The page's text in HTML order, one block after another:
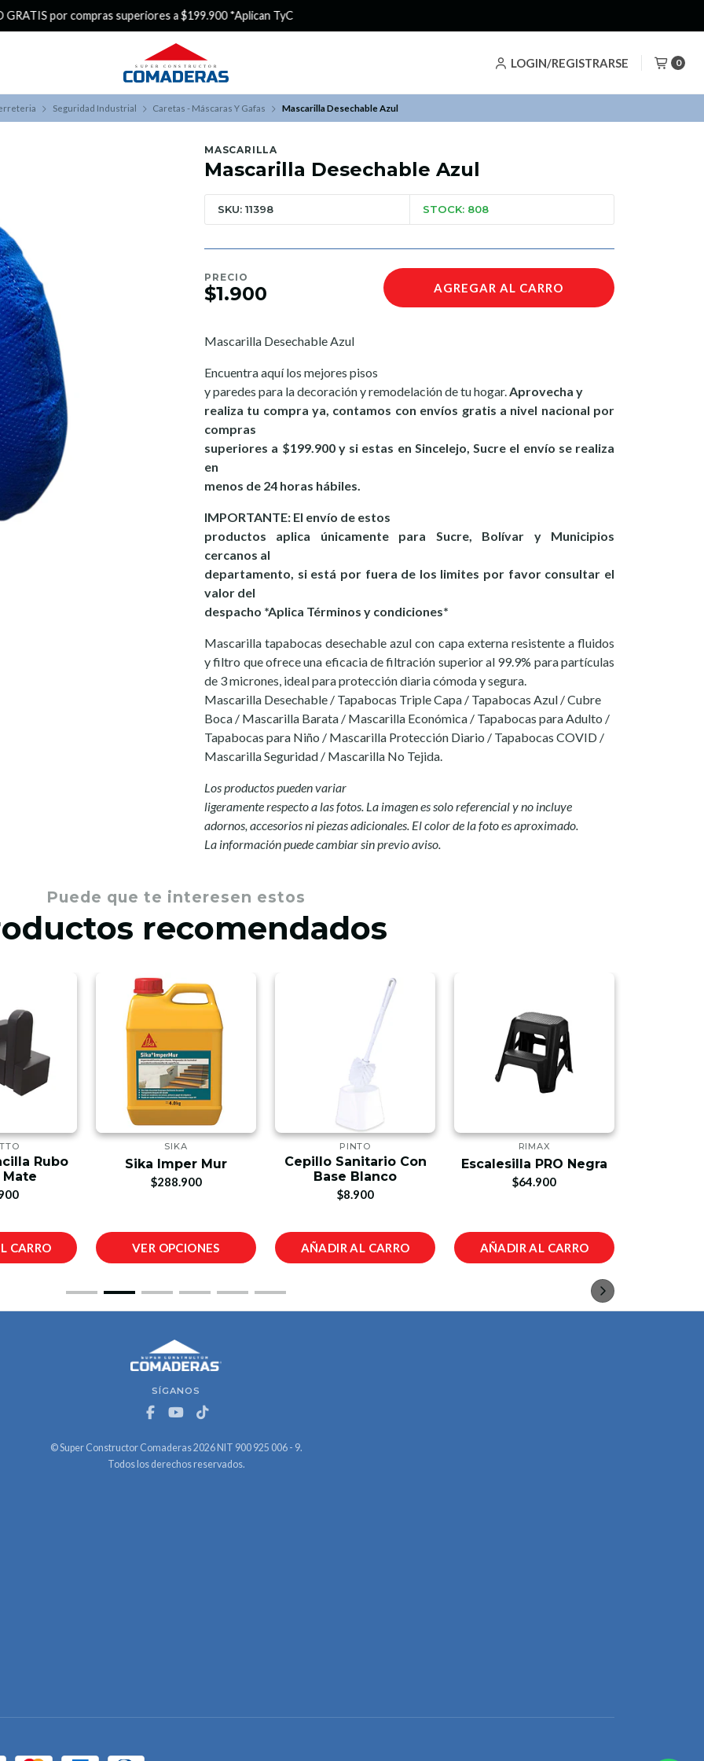
LOGIN/REGISTRARSE 0
¿Buscas Promociones? ¡Aprovecha nuestros Descuentazos!
Seguridad Industrial Caretas - Máscaras Y Gafas Mascarilla Desechable Azul
MASCARILLA
Mascarilla Desechable Azul
SKU: 11398 STOCK: 808
PRECIO
$1.900 AGREGAR AL CARRO
Mascarilla Desechable Azul
Encuentra aquí los mejores pisos
y paredes para la decoración y remodelación de tu hogar.Aprovecha y
realiza tu compra ya, contamos con envíos gratis a nivel nacional por
compras
superiores a $199.900 y si estas en Sincelejo, Sucre el envío se realiza
en
menos de 24 horas hábiles.
IMPORTANTE: El envío de estos
productos aplica únicamente para Sucre, Bolívar y Municipios
cercanos al
departamento, si está por fuera de los limites por favor consultar el
valor del
despacho *Aplica Términos y condiciones*
Mascarilla tapabocas desechable azul con capa externa resistente a fluidos
y filtro que ofrece una eficacia de filtración superior al 99.9% para partículas
de 3 micrones, ideal para protección diaria cómoda y segura.
Mascarilla Desechable / Tapabocas Triple Capa / Tapabocas Azul / Cubre
Boca / Mascarilla Barata / Mascarilla Económica / Tapabocas para Adulto /
Tapabocas para Niño / Mascarilla Protección Diario / Tapabocas COVID /
Mascarilla Seguridad / Mascarilla No Tejida.
Los productos pueden variar
ligeramente respecto a las fotos. La imagen es solo referencial y no incluye
adornos, accesorios ni piezas adicionales. El color de la foto es aproximado.
La información puede cambiar sin previo aviso.
Puede que te interesen estos
recomendados
Rubo
CARRO
SIKA
Sika Imper Mur
$288.900
VER OPCIONES
PINTO
Cepillo Sanitario Con
Base Blanco
$8.900
AÑADIR AL CARRO
RIMAX
Escalesilla PRO Negra
$64.900
AÑADIR AL CARRO
SÍGANOS
© Super Constructor Comaderas 2026 NIT 900 925 006 - 9.
Todos los derechos reservados.